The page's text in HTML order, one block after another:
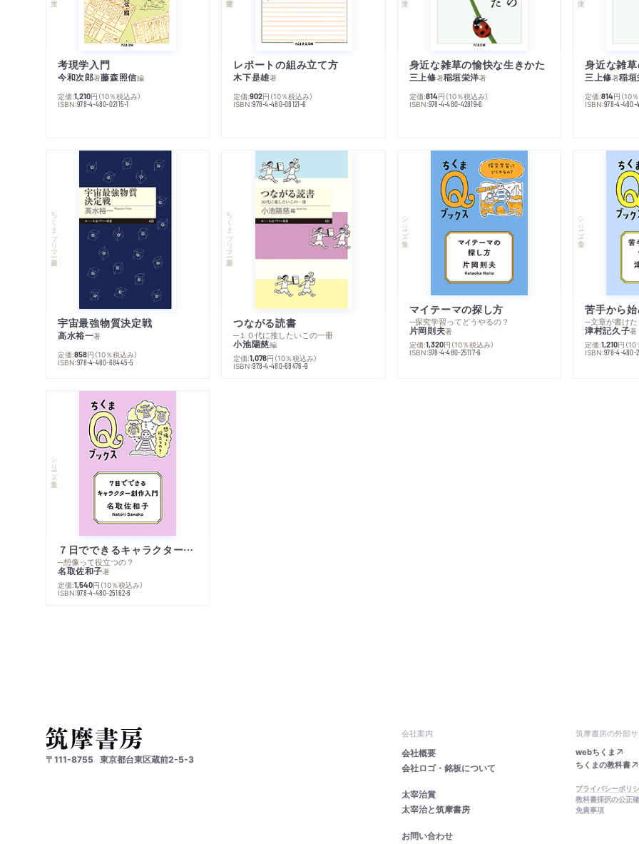
考現学入門
今和次郎著藤森照信編
定価:1,210円 （10％税込み）
ISBN:978-4-480-02115-1
レポートの組み立て方
木下是雄著
定価:902円 （10％税込み）
ISBN:978-4-480-08121-6
身近な雑草の愉快な生きかた
三上修著稲垣栄洋著
定価:814円 （10％税込み）
ISBN:978-4-480-42819-6
身近な雑
三上修著稲
定価:814円 （10
ISBN:978-4-480-
ちくまプリマー新書
宇宙最強物質決定戦
高水裕一著
定価:858円 （10％税込み）
ISBN:978-4-480-68445-5
ちくまプリマー新書
つながる読書
─１０代に推したいこの一冊
小池陽慈編
定価:1,078円 （10％税込み）
ISBN:978-4-480-68476-9
シリーズ・全集
マイテーマの探し方
─探究学習ってどうやるの？
片岡則夫著
定価:1,320円 （10％税込み）
ISBN:978-4-480-25117-6
シリーズ・全集
苦手から
─文章が書け
津村記久子著
定価:1,210円 （
ISBN:978-4-480-
シリーズ・全集
７日でできるキャラクター創作入門
─想像って役立つの？
名取佐和子著
定価:1,540円 （10％税込み）
ISBN:978-4-480-25162-6
〒111-8755 東京都台東区蔵前2-5-3
会社案内
会社概要
会社ロゴ・銘板について
太宰治賞
太宰治と筑摩書房
お問い合わせ
筑摩書房の外部
webちくま
ちくまの教科書
プライバシーポリ
教科書採択の公正
免責事項